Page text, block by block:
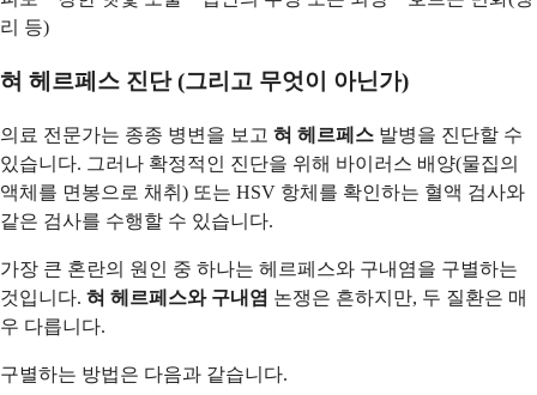
리 등)
혀 헤르페스 진단 (그리고 무엇이 아닌가)
의료 전문가는 종종 병변을 보고 혀 헤르페스 발병을 진단할 수
있습니다. 그러나 확정적인 진단을 위해 바이러스 배양(물집의
액체를 면봉으로 채취) 또는 HSV 항체를 확인하는 혈액 검사와
같은 검사를 수행할 수 있습니다.
가장 큰 혼란의 원인 중 하나는 헤르페스와 구내염을 구별하는
것입니다. 혀 헤르페스와 구내염 논쟁은 흔하지만, 두 질환은 매
우 다릅니다.
구별하는 방법은 다음과 같습니다.